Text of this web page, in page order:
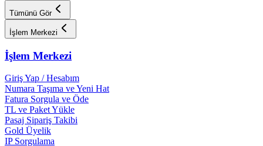
Tümünü Gör
İşlem Merkezi
İşlem Merkezi
Giriş Yap / Hesabım
Numara Taşıma ve Yeni Hat
Fatura Sorgula ve Öde
TL ve Paket Yükle
Pasaj Sipariş Takibi
Gold Üyelik
IP Sorgulama